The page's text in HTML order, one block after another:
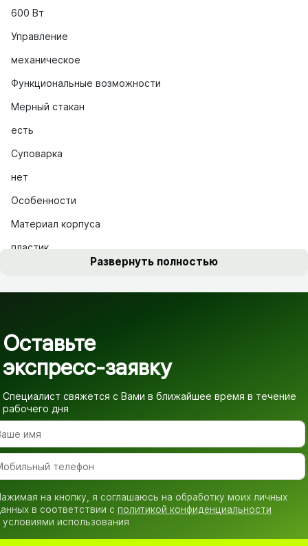
600 Вт
Управление
механическое
Функциональные возможности
Мерный стакан
есть
Суповарка
нет
Особенности
Материал корпуса
пластик
Развернуть полностью
Оставьте
экспресс-заявку
Специалист свяжется с Вами в ближайшее время в течение
рабочего дня
на кнопку, я соглашаюсь на обработку моих личных
в соответствии с политикой конфиденциальности
условиями использования